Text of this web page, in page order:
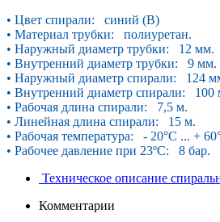
• Цвет спирали: синий (B)
• Материал трубки: полиуретан.
• Наружный диаметр трубки: 12 мм.
• Внутренний диаметр трубки: 9 мм.
• Наружный диаметр спирали: 124
• Внутренний диаметр спирали: 100
• Рабочая длина спирали: 7,5 м.
• Линейная длина спирали: 15 м.
• Рабочая температура: - 20°С ... +
• Рабочее давление при 23ºС: 8 бар.
Техническое описание
Комментарии